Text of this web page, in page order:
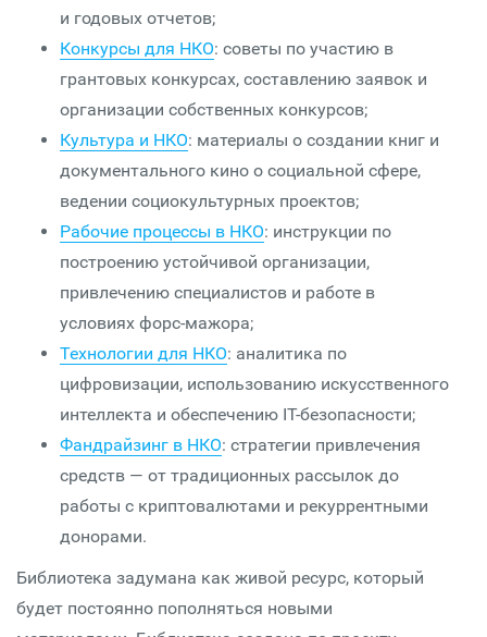
и годовых отчетов;
Конкурсы для НКО: советы по участию в
грантовых конкурсах, составлению заявок и
организации собственных конкурсов;
Культура и НКО: материалы о создании книг и
документального кино о социальной сфере,
ведении социокультурных проектов;
Рабочие процессы в НКО: инструкции по
построению устойчивой организации,
привлечению специалистов и работе в
условиях форс-мажора;
Технологии для НКО: аналитика по
цифровизации, использованию искусственного
интеллекта и обеспечению IT-безопасности;
Фандрайзинг в НКО: стратегии привлечения
средств — от традиционных рассылок до
работы с криптовалютами и рекуррентными
донорами.
Библиотека задумана как живой ресурс, который
будет постоянно пополняться новыми